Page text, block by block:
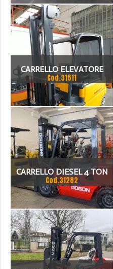
CON TRASLATORE 4
FORCHE ANNO 1997
CARRELLO ELEVATORE
JUNGHEINRICH 25 Q.LI
Cod.31511
CARRELLO DIESEL 4 TON
ALTEZZA MAX 4.5M
TRIPLEX
Cod.31282